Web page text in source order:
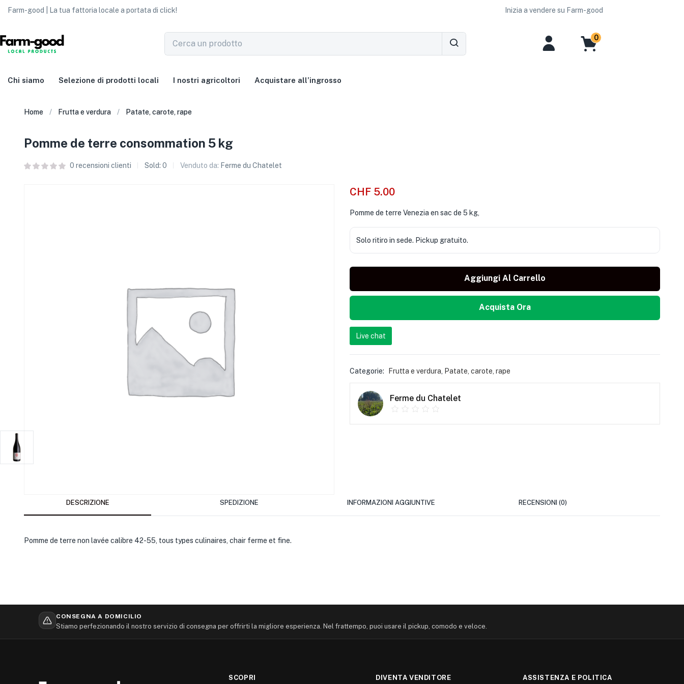
Farm-good | La tua fattoria locale a portata di click! Inizia a vendere su Farm-good
0
Chi siamo Selezione di prodotti locali I nostri agricoltori Acquistare all’ingrosso
Home Frutta e verdura Patate, carote, rape
Pomme de terre consommation 5 kg
0 recensioni clienti Sold: 0 Venduto da: Ferme du Chatelet
CHF 5.00
Pomme de terre Venezia en sac de 5 kg,
Solo ritiro in sede. Pickup gratuito.
Aggiungi Al Carrello
Acquista Ora
Live chat
Categorie: Frutta e verdura Patate, carote, rape
Ferme du Chatelet
DESCRIZIONE SPEDIZIONE INFORMAZIONI AGGIUNTIVE RECENSIONI (0)
Pomme de terre non lavée calibre 42-55, tous types culinaires, chair ferme et fine.
CONSEGNA A DOMICILIO
Stiamo perfezionando il nostro servizio di consegna per offrirti la migliore esperienza. Nel frattempo, puoi usare il pickup, comodo e veloce.
SCOPRI DIVENTA VENDITORE ASSISTENZA E POLITICA